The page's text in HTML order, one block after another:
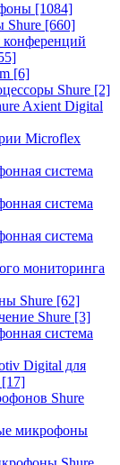
[1084]
Shure [660]
конференций
[6]
Shure [2]
Axient Digital
Microflex
система
система
система
мониторинга
Shure [62]
Shure [3]
система
Digital для
[17]
Shure
микрофоны